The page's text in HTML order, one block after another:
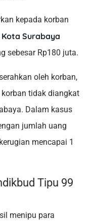
kepada korban
Kota Surabaya
sebesar Rp180 juta.
oleh korban,
tidak diangkat
Dalam kasus
jumlah uang
mencapai 1
Tipu 99
menipu para